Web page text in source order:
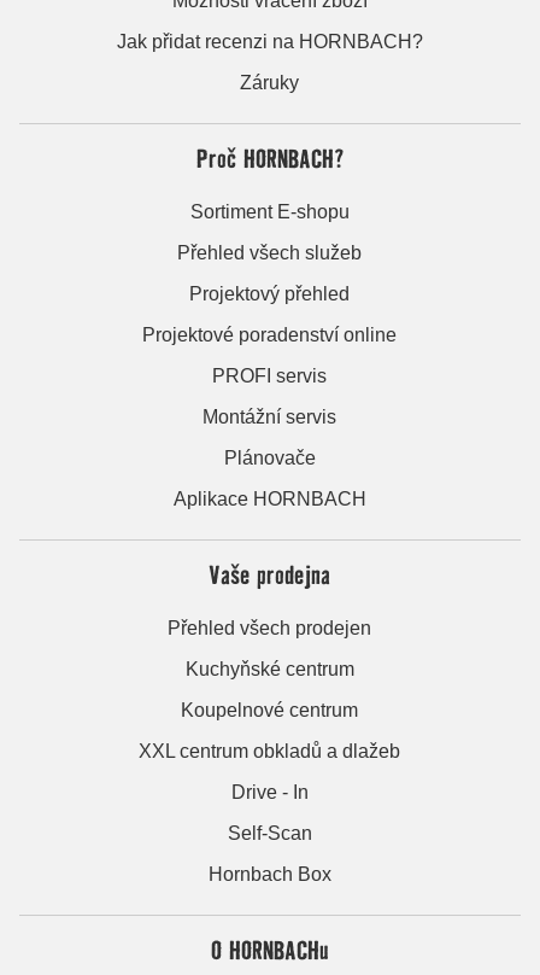
Jak přidat recenzi na HORNBACH?
Záruky
Proč HORNBACH?
Sortiment E-shopu
Přehled všech služeb
Projektový přehled
Projektové poradenství online
PROFI servis
Montážní servis
Plánovače
Aplikace HORNBACH
Vaše prodejna
Přehled všech prodejen
Kuchyňské centrum
Koupelnové centrum
XXL centrum obkladů a dlažeb
Drive - In
Self-Scan
Hornbach Box
O HORNBACHu